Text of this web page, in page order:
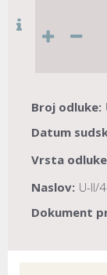
Broj odluke:
Datum
Vrsta
Naslov: U-II/
Dokument